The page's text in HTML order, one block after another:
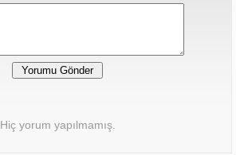
Hiç yorum yapılmamış.